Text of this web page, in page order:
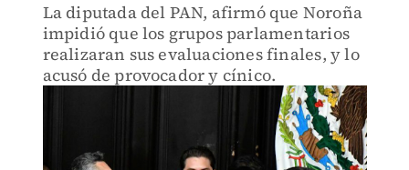
La diputada del PAN, afirmó que Noroña
impidió que los grupos parlamentarios
realizaran sus evaluaciones finales, y lo
acusó de provocador y cínico.